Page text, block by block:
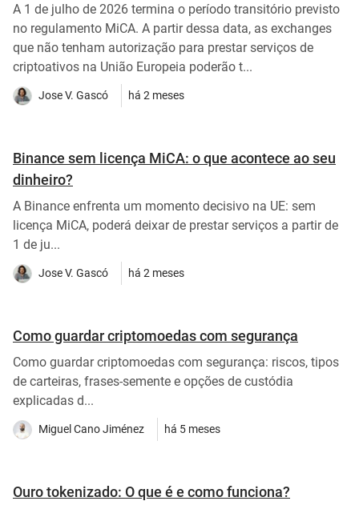
A 1 de julho de 2026 termina o período transitório previsto
no regulamento MiCA. A partir dessa data, as exchanges
que não tenham autorização para prestar serviços de
criptoativos na União Europeia poderão t...
Jose V. Gascó há 2 meses
Binance sem licença MiCA: o que acontece ao seu
dinheiro?
A Binance enfrenta um momento decisivo na UE: sem
licença MiCA, poderá deixar de prestar serviços a partir de
1 de ju...
Jose V. Gascó há 2 meses
Como guardar criptomoedas com segurança
Como guardar criptomoedas com segurança: riscos, tipos
de carteiras, frases-semente e opções de custódia
explicadas d...
Miguel Cano Jiménez há 5 meses
Ouro tokenizado: O que é e como funciona?